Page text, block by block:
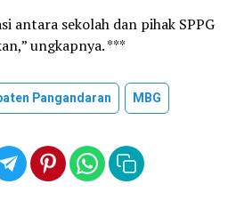
antara sekolah dan pihak SPPG
ungkapnya. ***
Pangandaran MBG